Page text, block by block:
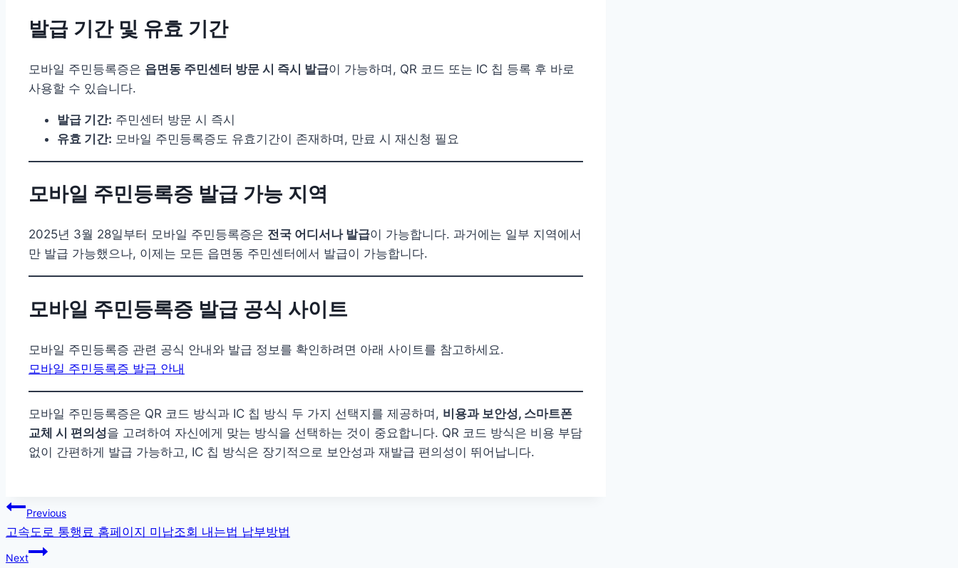
발급 기간 및 유효 기간
모바일 주민등록증은 읍면동 주민센터 방문 시 즉시 발급이 가능하며, QR 코드 또는 IC 칩 등록 후 바로
사용할 수 있습니다.
발급 기간: 주민센터 방문 시 즉시
유효 기간: 모바일 주민등록증도 유효기간이 존재하며, 만료 시 재신청 필요
모바일 주민등록증 발급 가능 지역
2025년 3월 28일부터 모바일 주민등록증은 전국 어디서나 발급이 가능합니다. 과거에는 일부 지역에서
만 발급 가능했으나, 이제는 모든 읍면동 주민센터에서 발급이 가능합니다.
모바일 주민등록증 발급 공식 사이트
모바일 주민등록증 관련 공식 안내와 발급 정보를 확인하려면 아래 사이트를 참고하세요.
모바일 주민등록증 발급 안내
모바일 주민등록증은 QR 코드 방식과 IC 칩 방식 두 가지 선택지를 제공하며, 비용과 보안성, 스마트폰
교체 시 편의성을 고려하여 자신에게 맞는 방식을 선택하는 것이 중요합니다. QR 코드 방식은 비용 부담
없이 간편하게 발급 가능하고, IC 칩 방식은 장기적으로 보안성과 재발급 편의성이 뛰어납니다.
글
탐
Previous
고속도로 통행료 홈페이지 미납조회 내는법 납부방법
Next